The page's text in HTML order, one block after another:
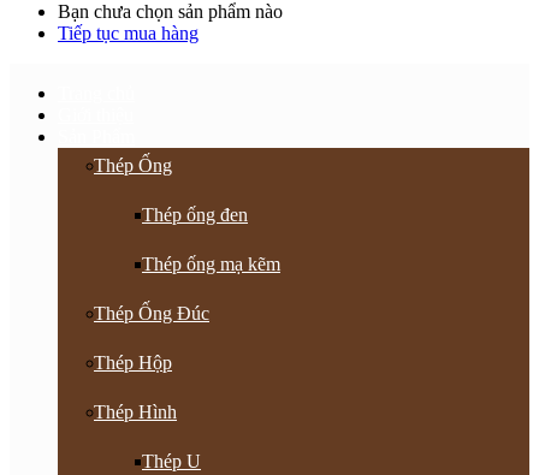
Bạn chưa chọn sản phẩm nào
Tiếp tục mua hàng
Thép Ống
Thép ống đen
Thép ống mạ kẽm
Thép Ống Đúc
Thép Hộp
Thép Hình
Thép U